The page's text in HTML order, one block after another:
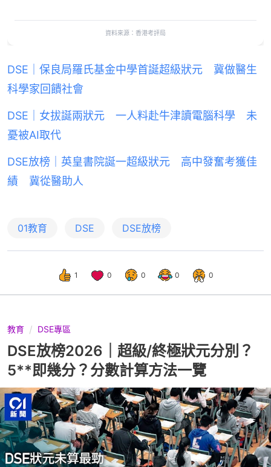
資料來源：香港考評局
DSE｜保良局羅氏基金中學首誕超級狀元 冀做醫生
科學家回饋社會
DSE｜女拔誕兩狀元 一人料赴牛津讀電腦科學 未
憂被AI取代
DSE放榜｜英皇書院誕一超級狀元 高中發奮考獲佳
績 冀從醫助人
01教育 DSE DSE放榜
1 0 0 0 0
教育 DSE專區
DSE放榜2026｜超級/終極狀元分別？
5**即幾分？分數計算方法一覽